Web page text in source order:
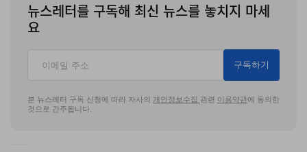
Fox Racing의 ‘90년대 남부 캘리포니아 모토 헤리티
지, 패딩 팬츠, 나일론 트윌 재킷, 데님 팬츠, 워시드
카고 쇼츠 전반에 펑크 무드의 그래픽 랭귀지로 풀어
낸다.
뉴스레터를 구독해 최신 뉴스를 놓치지 마세
요
구독하기
본 뉴스레터 구독 신청에 따라 자사의 개인정보수집 관련 이용약관에 동의한
것으로 간주됩니다.